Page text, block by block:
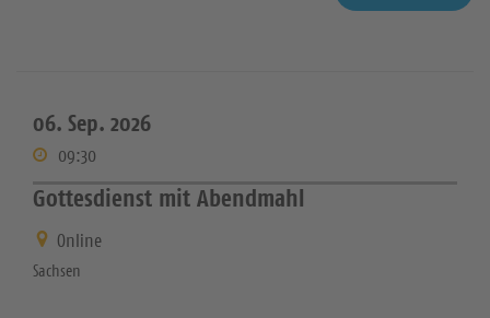
06. Sep. 2026
09:30
Gottesdienst mit Abendmahl
Online
Sachsen